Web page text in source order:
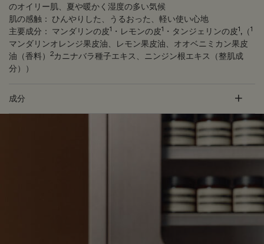
のオイリー肌、夏や暖かく湿度の多い気候
肌の感触： ひんやりした、うるおった、軽い使い心地
主要成分： マンダリンの皮1 ・レモンの皮1 ・タンジェリンの皮1,（1
マンダリンオレンジ果皮油、レモン果皮油、オオベニミカン果皮
油（香料）
2カニナバラ種子エキス、ニンジン根エキス（整肌成
分））
成分